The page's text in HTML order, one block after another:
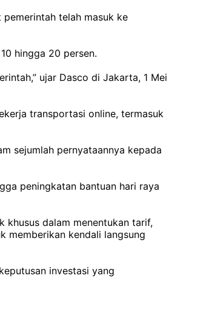
pemerintah telah masuk ke
hingga 20 persen.
ujar Dasco di Jakarta, 1 Mei
transportasi online, termasuk
sejumlah pernyataannya kepada
peningkatan bantuan hari raya
khusus dalam menentukan tarif,
memberikan kendali langsung
investasi yang